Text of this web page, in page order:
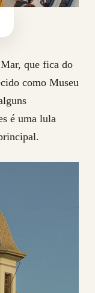
que fica do
como Museu
é uma lula